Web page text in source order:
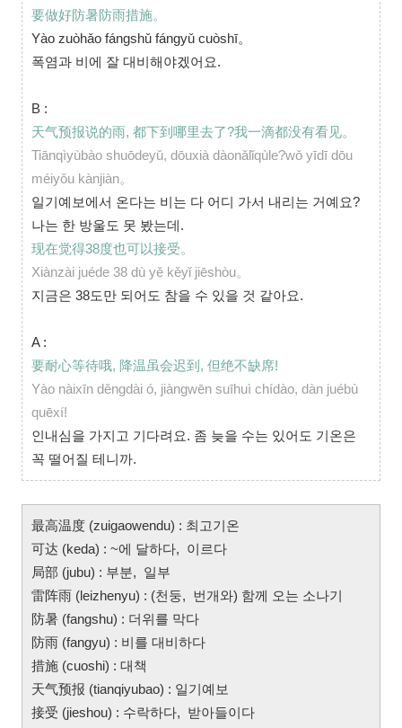
要做好防暑防雨措施。
Yào zuòhǎo fángshǔ fángyǔ cuòshī。
폭염과 비에 잘 대비해야겠어요.
B :
天气预报说的雨, 都下到哪里去了?我一滴都没有看见。
Tiānqìyùbào shuōdeyǔ, dōuxià dàonǎlǐqùle?wǒ yīdī dōu
méiyǒu kànjiàn。
일기예보에서 온다는 비는 다 어디 가서 내리는 거예요?
나는 한 방울도 못 봤는데.
现在觉得38度也可以接受。
Xiànzài juéde 38 dù yě kěyǐ jiēshòu。
지금은 38도만 되어도 참을 수 있을 것 같아요.
A :
要耐心等待哦, 降温虽会迟到, 但绝不缺席!
Yào nàixīn děngdài ó, jiàngwēn suīhuì chídào, dàn juébù
quēxí!
인내심을 가지고 기다려요. 좀 늦을 수는 있어도 기온은
꼭 떨어질 테니까.
最高温度 (zuigaowendu) : 최고기온
可达 (keda) : ~에 달하다, 이르다
局部 (jubu) : 부분, 일부
雷阵雨 (leizhenyu) : (천둥, 번개와) 함께 오는 소나기
防暑 (fangshu) : 더위를 막다
防雨 (fangyu) : 비를 대비하다
措施 (cuoshi) : 대책
天气预报 (tianqiyubao) : 일기예보
接受 (jieshou) : 수락하다, 받아들이다